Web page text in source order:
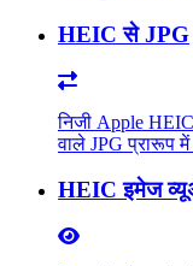
HEIC से JPG
निजी Apple
वाले JPG प्रारूप
HEIC इमेज